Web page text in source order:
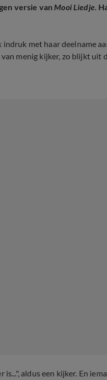
versie vanMooi Liedje.
met haar deelname
menig kijker, zo blijkt uit
aldus een kijker. En